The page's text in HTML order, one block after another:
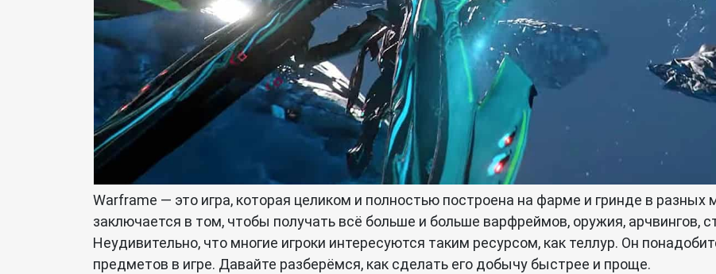
Warframe — это игра, которая целиком и полностью построена на фарме и гринде в
заключается в том, чтобы получать всё больше и больше варфреймов, оружия, арчвингов,
Неудивительно, что многие игроки интересуются таким ресурсом, как теллур. Он
предметов в игре. Давайте разберёмся, как сделать его добычу быстрее и проще.